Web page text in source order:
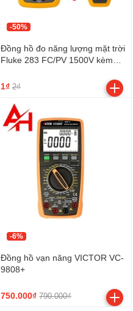
-50%
Đồng hồ đo năng lượng mặt trời
Fluke 283 FC/PV 1500V kèm
1₫ 2₫
-6%
Đồng hồ vạn năng VICTOR VC-
9808+
750.000₫ 790.000₫